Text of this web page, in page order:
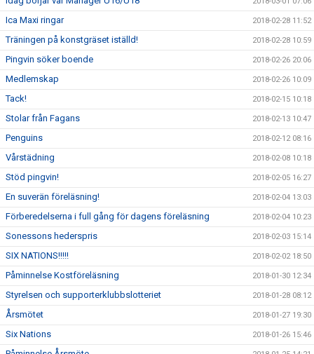
Ica Maxi ringar 2018-02-28 11:52
Träningen på konstgräset iställd! 2018-02-28 10:59
Pingvin söker boende 2018-02-26 20:06
Medlemskap 2018-02-26 10:09
Tack! 2018-02-15 10:18
Stolar från Fagans 2018-02-13 10:47
Penguins 2018-02-12 08:16
Vårstädning 2018-02-08 10:18
Stöd pingvin! 2018-02-05 16:27
En suverän föreläsning! 2018-02-04 13:03
Förberedelserna i full gång för dagens föreläsning 2018-02-04 10:23
Sonessons hederspris 2018-02-03 15:14
SIX NATIONS!!!!! 2018-02-02 18:50
Påminnelse Kostföreläsning 2018-01-30 12:34
Styrelsen och supporterklubbslotteriet 2018-01-28 08:12
Årsmötet 2018-01-27 19:30
Six Nations 2018-01-26 15:46